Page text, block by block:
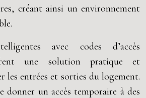
créant ainsi un environnement
avec codes d’accès
une solution pratique et
les entrées et sorties du logement.
donner un accès temporaire à des